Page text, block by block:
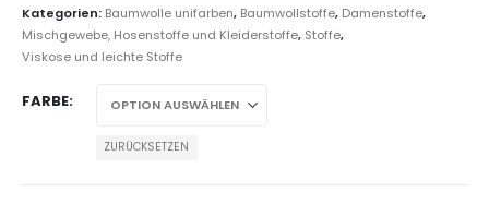
Kategorien: Baumwolle unifarben, Baumwollstoffe, Damenstoffe,
Mischgewebe, Hosenstoffe und Kleiderstoffe, Stoffe,
Viskose und leichte Stoffe
FARBE
ZURÜCKSETZEN